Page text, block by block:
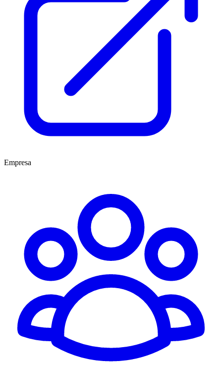
Empresa